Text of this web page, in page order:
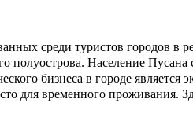
среди туристов городов в
Население Пусана
бизнеса в городе является
для временного проживания.